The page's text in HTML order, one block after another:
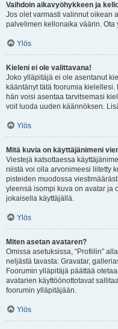
Vaihdoin aikavyöhykkeen ja
Jos olet varmasti valinnut oikean
palvelimen kellonaika väärin.
Ylös
Kieleni ei ole valittavana!
Joko ylläpitäjä ei ole asentanut
kääntänyt tätä foorumia
hän voisi asentaa tarvitsemasi
voit luoda uuden käännöksen.
Ylös
Mitä kuvia on käyttäjänimeni
Viestejä katsottaessa
niistä voi olla arvonimeesi liitetty
pisteiden muodossa
yleensä isompi kuva on avatar ja
jokaisella käyttäjällä.
Ylös
Miten asetan avataren?
Omissa asetuksissa, “Profiilin”
neljästä tavasta: Gravatar,
Foorumin ylläpitäjä päättää
avatarien käyttöönottotavat
foorumin ylläpitäjään.
Ylös